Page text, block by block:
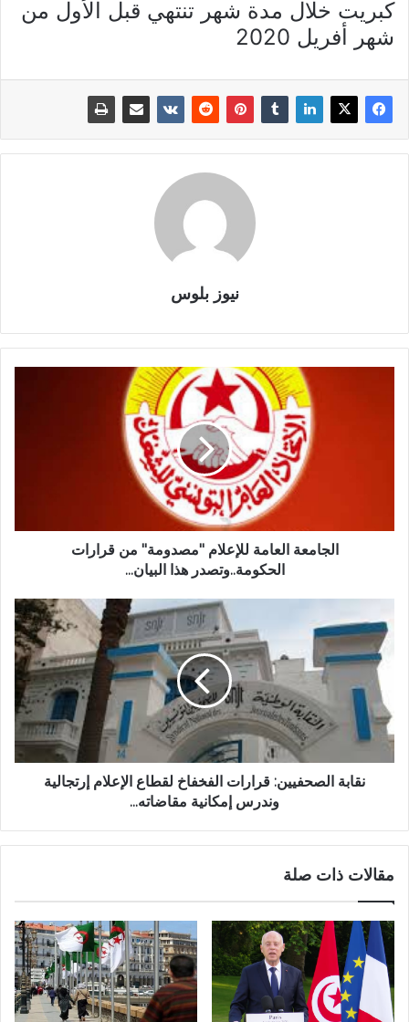
كبريت خلال مدة شهر تنتهي قبل الأول من
شهر أفريل 2020
نيوز بلوس
الجامعة العامة للإعلام "مصدومة" من قرارات
الحكومة..وتصدر هذا البيان...
نقابة الصحفيين: قرارات الفخفاخ لقطاع الإعلام إرتجالية
وندرس إمكانية مقاضاته...
مقالات ذات صلة